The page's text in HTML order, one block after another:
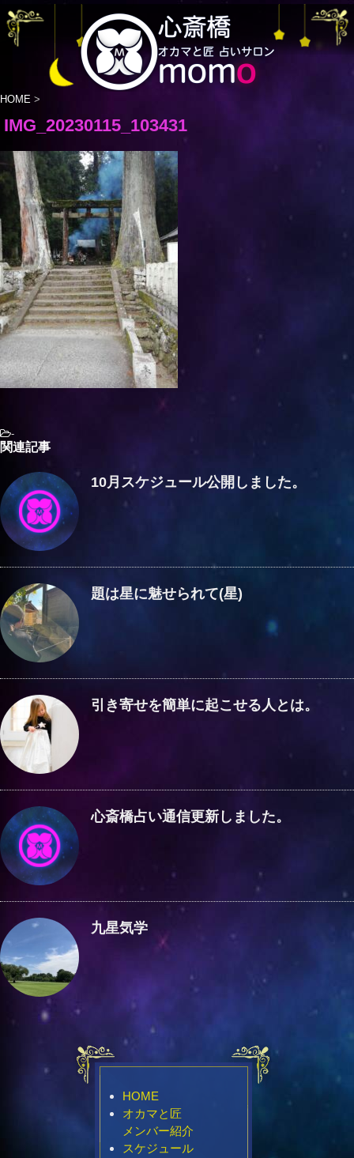
HOME >
IMG_20230115_103431
-
関連記事
10月スケジュール公開しました。
題は星に魅せられて(星)
引き寄せを簡単に起こせる人とは。
心斎橋占い通信更新しました。
九星気学
HOME
オカマと匠
メンバー紹介
スケジュール